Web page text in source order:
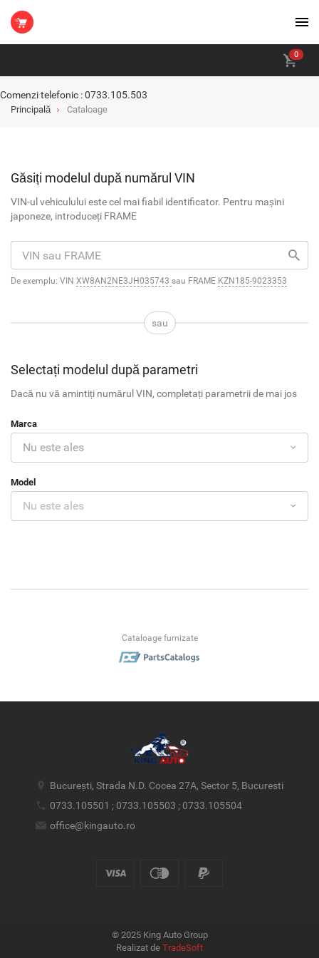
0
Comenzi telefonic : 0733.105.503
Principală Cataloage
Găsiți modelul după numărul VIN
VIN-ul vehiculului este cel mai fiabil identificator. Pentru mașini
japoneze, introduceți FRAME
De exemplu: VIN XW8AN2NE3JH035743 sau FRAME KZN185-9023353
sau
Selectați modelul după parametri
Dacă nu vă amintiți numărul VIN, completați parametrii de mai jos
Marca
Model
Cataloage furnizate
București, Strada N.D. Cocea 27A, Sector 5, Bucuresti
0733.105501 ; 0733.105503 ; 0733.105504
office@kingauto.ro
© 2025 King Auto Group
Realizat de TradeSoft